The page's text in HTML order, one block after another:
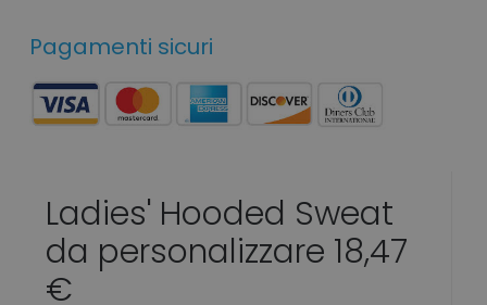
Pagamenti sicuri
Ladies' Hooded Sweat
da personalizzare 18,47
€